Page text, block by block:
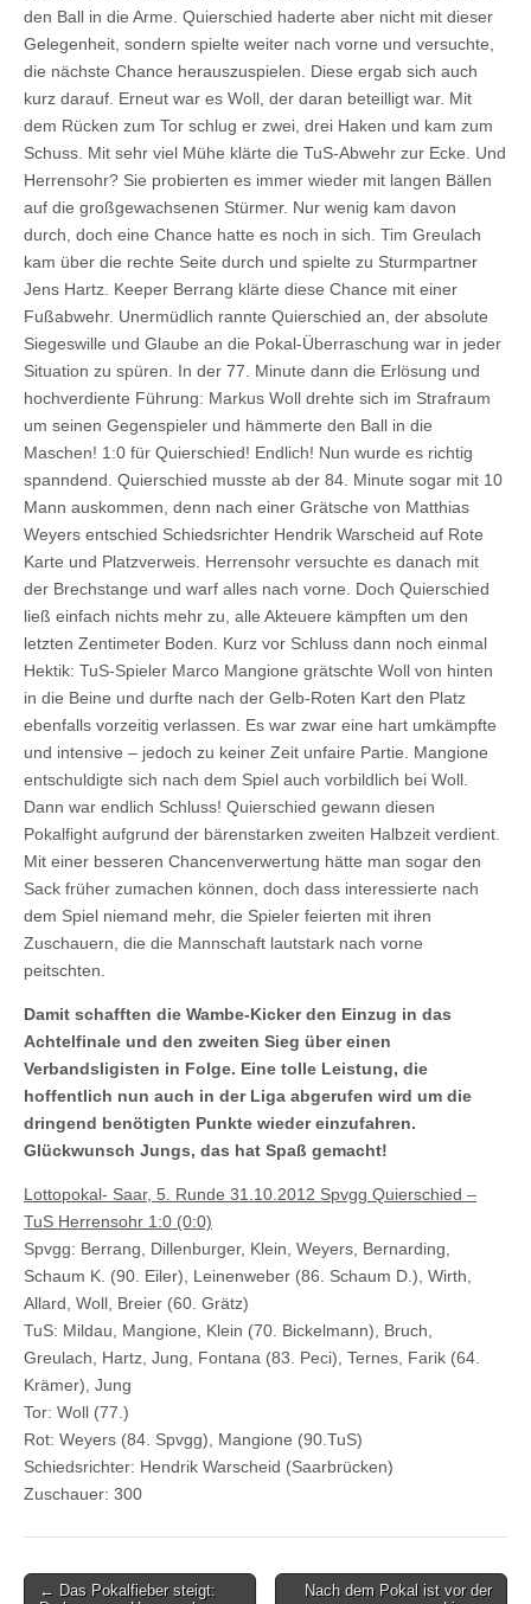
den Ball in die Arme. Quierschied haderte aber nicht mit dieser
Gelegenheit, sondern spielte weiter nach vorne und versuchte,
die nächste Chance herauszuspielen. Diese ergab sich auch
kurz darauf. Erneut war es Woll, der daran beteilligt war. Mit
dem Rücken zum Tor schlug er zwei, drei Haken und kam zum
Schuss. Mit sehr viel Mühe klärte die TuS-Abwehr zur Ecke. Und
Herrensohr? Sie probierten es immer wieder mit langen Bällen
auf die großgewachsenen Stürmer. Nur wenig kam davon
durch, doch eine Chance hatte es noch in sich. Tim Greulach
kam über die rechte Seite durch und spielte zu Sturmpartner
Jens Hartz. Keeper Berrang klärte diese Chance mit einer
Fußabwehr. Unermüdlich rannte Quierschied an, der absolute
Siegeswille und Glaube an die Pokal-Überraschung war in jeder
Situation zu spüren. In der 77. Minute dann die Erlösung und
hochverdiente Führung: Markus Woll drehte sich im Strafraum
um seinen Gegenspieler und hämmerte den Ball in die
Maschen! 1:0 für Quierschied! Endlich! Nun wurde es richtig
spanndend. Quierschied musste ab der 84. Minute sogar mit 10
Mann auskommen, denn nach einer Grätsche von Matthias
Weyers entschied Schiedsrichter Hendrik Warscheid auf Rote
Karte und Platzverweis. Herrensohr versuchte es danach mit
der Brechstange und warf alles nach vorne. Doch Quierschied
ließ einfach nichts mehr zu, alle Akteuere kämpften um den
letzten Zentimeter Boden. Kurz vor Schluss dann noch einmal
Hektik: TuS-Spieler Marco Mangione grätschte Woll von hinten
in die Beine und durfte nach der Gelb-Roten Kart den Platz
ebenfalls vorzeitig verlassen. Es war zwar eine hart umkämpfte
und intensive – jedoch zu keiner Zeit unfaire Partie. Mangione
entschuldigte sich nach dem Spiel auch vorbildlich bei Woll.
Dann war endlich Schluss! Quierschied gewann diesen
Pokalfight aufgrund der bärenstarken zweiten Halbzeit verdient.
Mit einer besseren Chancenverwertung hätte man sogar den
Sack früher zumachen können, doch dass interessierte nach
dem Spiel niemand mehr, die Spieler feierten mit ihren
Zuschauern, die die Mannschaft lautstark nach vorne
peitschten.
Damit schafften die Wambe-Kicker den Einzug in das
Achtelfinale und den zweiten Sieg über einen
Verbandsligisten in Folge. Eine tolle Leistung, die
hoffentlich nun auch in der Liga abgerufen wird um die
dringend benötigten Punkte wieder einzufahren.
Glückwunsch Jungs, das hat Spaß gemacht!
Lottopokal- Saar, 5. Runde 31.10.2012 Spvgg Quierschied –
TuS Herrensohr 1:0 (0:0)
Spvgg: Berrang, Dillenburger, Klein, Weyers, Bernarding,
Schaum K. (90. Eiler), Leinenweber (86. Schaum D.), Wirth,
Allard, Woll, Breier (60. Grätz)
TuS: Mildau, Mangione, Klein (70. Bickelmann), Bruch,
Greulach, Hartz, Jung, Fontana (83. Peci), Ternes, Farik (64.
Krämer), Jung
Tor: Woll (77.)
Rot: Weyers (84. Spvgg), Mangione (90.TuS)
Schiedsrichter: Hendrik Warscheid (Saarbrücken)
Zuschauer: 300
Post
← Das Pokalfieber steigt:
Nach dem Pokal ist vor der